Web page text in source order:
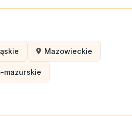
Mazowieckie
mazurskie